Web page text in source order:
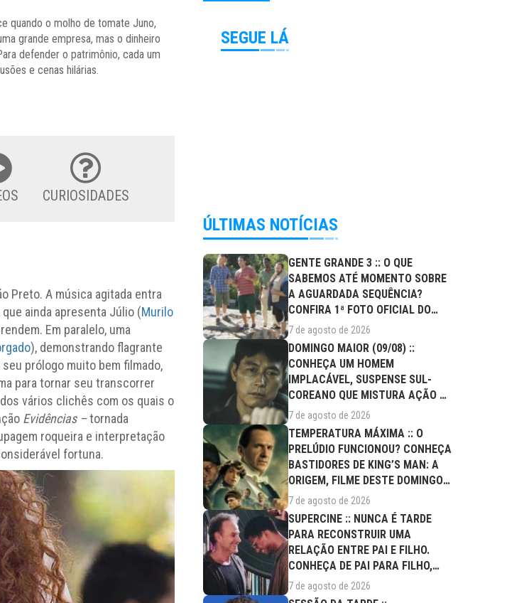
quando o molho de tomate Juno,
grande empresa, mas o dinheiro
defender o patrimônio, cada um
e cenas hilárias.
CURIOSIDADES
Preto. A música agitada entra
ainda apresenta Júlio (Murilo
Em paralelo, uma
), demonstrando flagrante
prólogo muito bem filmado,
para tornar seu transcorrer
vários clichês com os quais o
Evidências ­–tornada
roqueira e interpretação
fortuna.
SEGUE LÁ
ÚLTIMAS NOTÍCIAS
GENTE GRANDE 3 :: O QUE
SABEMOS ATÉ MOMENTO SOBRE
A AGUARDADA SEQUÊNCIA?
CONFIRA 1ª FOTO OFICIAL DO
ELENCO!
7 de agosto de 2026
DOMINGO MAIOR (09/08) ::
CONHEÇA UM HOMEM
IMPLACÁVEL, SUSPENSE SUL-
COREANO QUE MISTURA AÇÃO E
DRAMA FAMILIAR
7 de agosto de 2026
TEMPERATURA MÁXIMA :: O
PRELÚDIO FUNCIONOU? CONHEÇA
BASTIDORES DE KING’S MAN: A
ORIGEM, FILME DESTE DOMINGO
(09/08)
7 de agosto de 2026
SUPERCINE :: NUNCA É TARDE
PARA RECONSTRUIR UMA
RELAÇÃO ENTRE PAI E FILHO.
CONHEÇA DE PAI PARA FILHO,
FILME DESTE...
7 de agosto de 2026